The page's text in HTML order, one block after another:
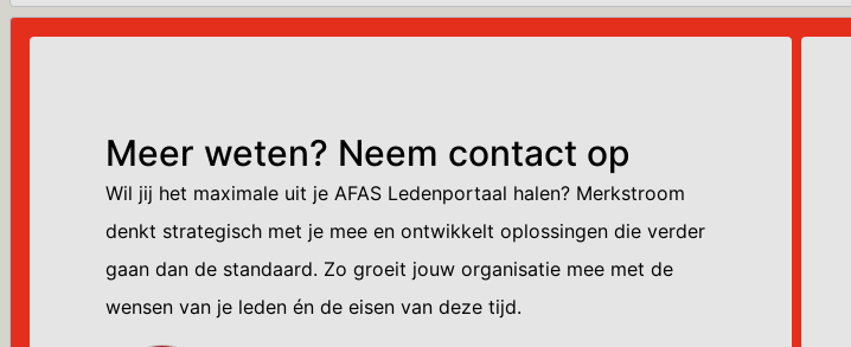
Meer weten? Neem contact op
Wil jij het maximale uit je AFAS Ledenportaal halen? Merkstroom
denkt strategisch met je mee en ontwikkelt oplossingen die verder
gaan dan de standaard. Zo groeit jouw organisatie mee met de
wensen van je leden én de eisen van deze tijd.